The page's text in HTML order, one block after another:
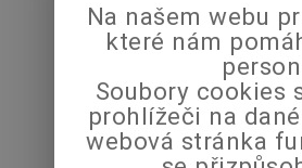
Na našem webu
které nám
Soubory cookies
prohlížeči na
webová stránka